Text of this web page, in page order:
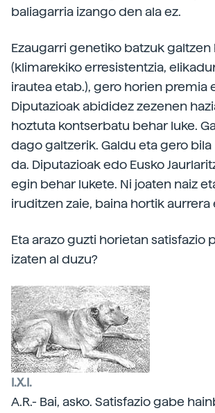
baliagarria izango den ala ez.
Ezaugarri genetiko batzuk galtzen
(klimarekiko erresistentzia,
irautea etab.), gero horien premia
Diputazioak abididez zezenen
hoztuta kontserbatu behar luke.
dago galtzerik. Galdu eta gero
da. Diputazioak edo Eusko
egin behar lukete. Ni joaten naiz
iruditzen zaie, baina hortik aurrera
Eta arazo guzti horietan satisfazio
izaten al duzu?
I.X.I.
A.R.- Bai, asko. Satisfazio gabe